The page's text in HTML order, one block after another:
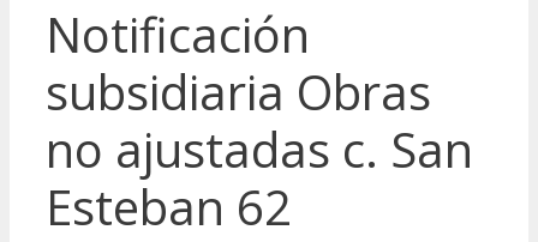
Notificación
subsidiaria Obras
no ajustadas c. San
Esteban 62